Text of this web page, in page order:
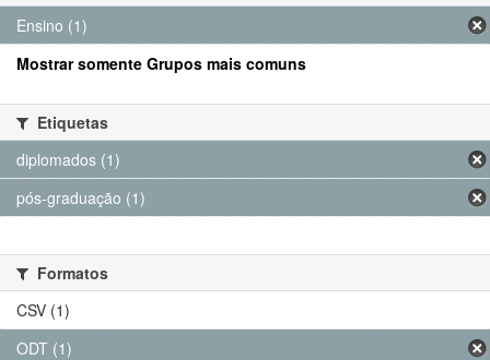
Ensino (1)
Mostrar somente Grupos mais comuns
Etiquetas
diplomados (1)
pós-graduação (1)
Formatos
CSV (1)
ODT (1)